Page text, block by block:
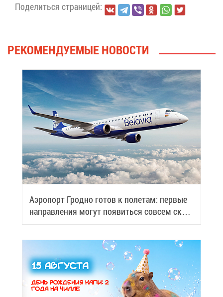
По­де­лить­ся стра­ни­цей:
РЕ­КО­МЕН­ДУ­Е­МЫЕ НО­ВО­СТИ
Аэро­порт Грод­но го­тов к по­ле­там: пер­вые
на­прав­ле­ния мо­гут по­явить­ся со­всем ско­
ро